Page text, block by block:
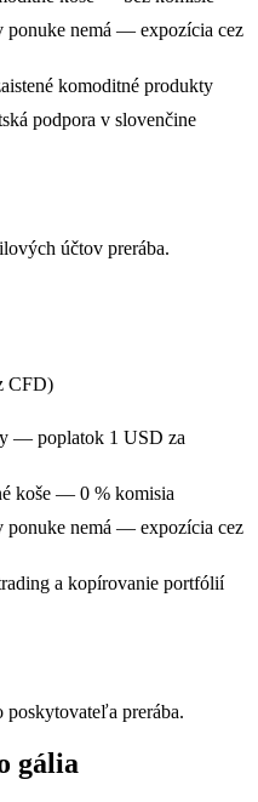
ponuke nemá — expozícia cez
komoditné produkty
podpora v slovenčine
účtov prerába.
CFD)
— poplatok 1 USD za
koše — 0 % komisia
ponuke nemá — expozícia cez
a kopírovanie portfólií
prerába.
gália